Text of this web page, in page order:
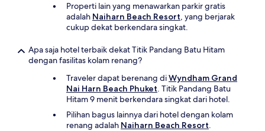
Properti lain yang menawarkan parkir gratis
adalah Naiharn Beach Resort, yang berjarak
cukup dekat berkendara singkat.
Apa saja hotel terbaik dekat Titik Pandang Batu Hitam
dengan fasilitas kolam renang?
Traveler dapat berenang diWyndham Grand
Nai Harn Beach Phuket. Titik Pandang Batu
Hitam 9 menit berkendara singkat dari hotel.
Pilihan bagus lainnya dari hotel dengan kolam
renang adalah Naiharn Beach Resort.